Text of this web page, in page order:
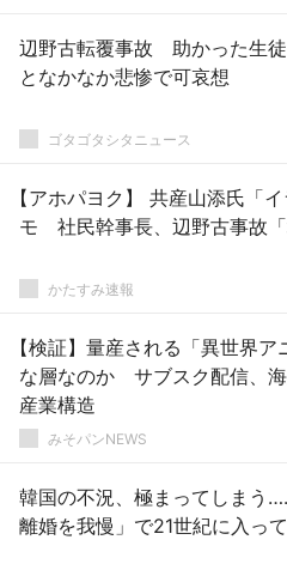
辺野古転覆事故 助かった生
となかなか悲惨で可哀想
ゴタゴタシタニュース
【アホパヨク】 共産山添氏「
モ 社民幹事長、辺野古事故「
かたすみ速報
【検証】量産される「異世界
な層なのか サブスク配信、
産業構造
みそパンNEWS
韓国の不況、極まってしまう
離婚を我慢」で21世紀に入っ